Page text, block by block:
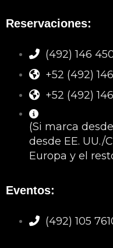
Reservaciones:
(492) 146
+52 (492)
+52 (492)
(Si marca
desde EE. UU./
Europa y el
Eventos:
(492) 105